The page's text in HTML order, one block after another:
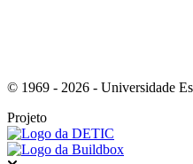
© 1969 - 2026 - Universidade
Projeto